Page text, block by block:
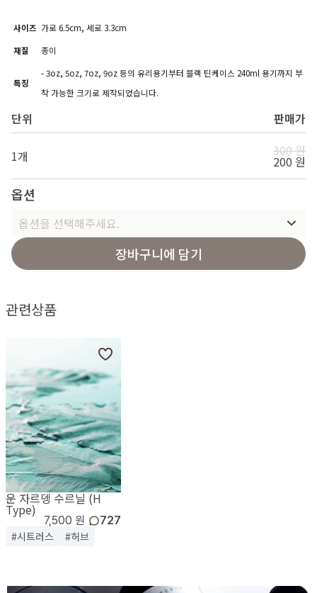
사이즈 가로 6.5cm, 세로 3.3cm
재질
종이
특징
- 3oz, 5oz, 7oz, 9oz 등의 유리용기부터 블랙 틴케이스 240ml 용기까지 부
착 가능한 크기로 제작되었습니다.
단위 판매가
1개 300 원
200 원
옵션
옵션을 선택해주세요.
장바구니에 담기
관련상품
운 자르뎅 수르닐 (H
Type)
7,500 원 727
#시트러스 #허브